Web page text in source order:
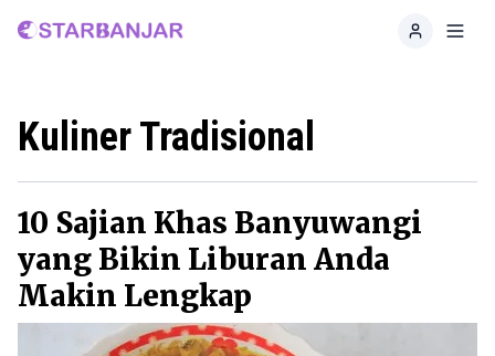
Home
Kuliner Tradisional
10 Sajian Khas Banyuwangi
yang Bikin Liburan Anda
Makin Lengkap